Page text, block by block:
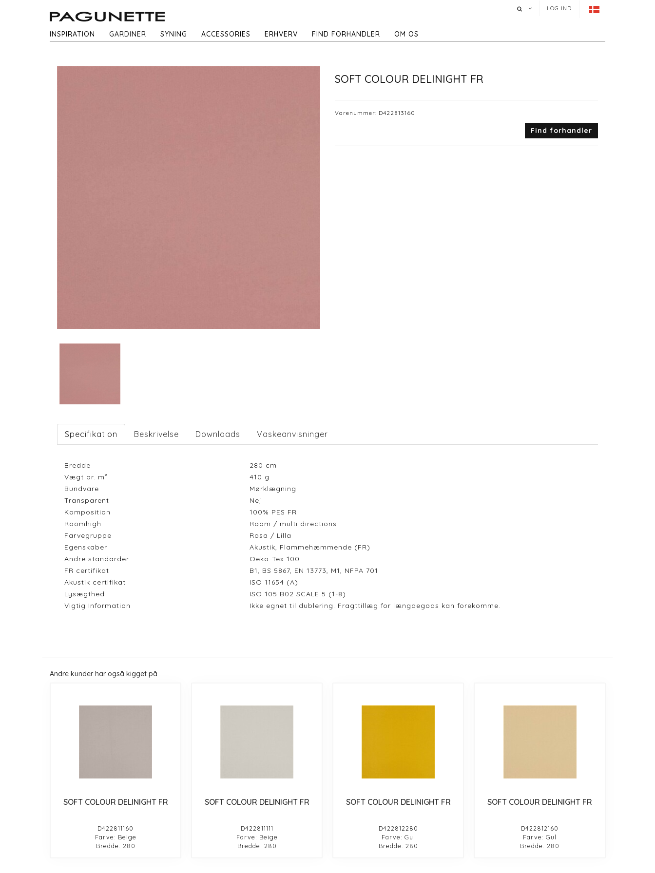
LOG IND
INSPIRATION GARDINER SYNING ACCESSORIES ERHVERV FIND FORHANDLER OM OS
SOFT COLOUR DELINIGHT FR
Varenummer: D422813160
Find forhandler
Specifikation Beskrivelse Downloads Vaskeanvisninger
Bredde 280 cm
Vægt pr. m²
410 g
Bundvare
Mørklægning
Transparent
Nej
Komposition
100% PES FR
Roomhigh
Room / multi directions
Farvegruppe
Rosa / Lilla
Egenskaber
Akustik, Flammehæmmende (FR)
Andre standarder
Oeko-Tex 100
FR certifikat
B1, BS 5867, EN 13773, M1, NFPA 701
Akustik certifikat
ISO 11654 (A)
Lysægthed
ISO 105 B02 SCALE 5 (1-8)
Vigtig Information
Ikke egnet til dublering. Fragttillæg for længdegods kan forekomme.
Andre kunder har også kigget på
SOFT COLOUR DELINIGHT FR
D422811160
Farve: Beige
Bredde: 280
SOFT COLOUR DELINIGHT FR
D422811111
Farve: Beige
Bredde: 280
SOFT COLOUR DELINIGHT FR
D422812280
Farve: Gul
Bredde: 280
SOFT COLOUR DELINIGHT FR
D422812160
Farve: Gul
Bredde: 280